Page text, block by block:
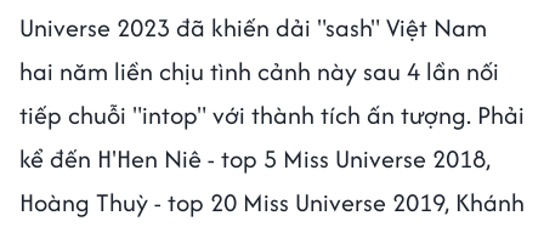
Universe 2023 đã khiến dải "sash" Việt Nam
hai năm liền chịu tình cảnh này sau 4 lần nối
tiếp chuỗi "intop" với thành tích ấn tượng. Phải
kể đến H'Hen Niê - top 5 Miss Universe 2018,
Hoàng Thuỳ - top 20 Miss Universe 2019, Khánh